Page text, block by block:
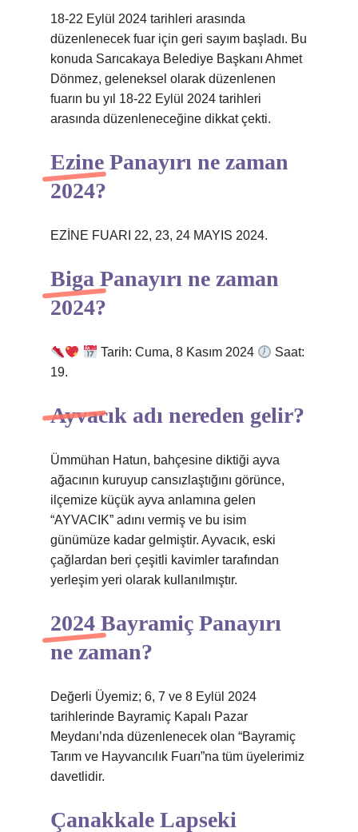
18-22 Eylül 2024 tarihleri ​​arasında
düzenlenecek fuar için geri sayım başladı. Bu
konuda Sarıcakaya Belediye Başkanı Ahmet
Dönmez, geleneksel olarak düzenlenen
fuarın bu yıl 18-22 Eylül 2024 tarihleri ​​
arasında düzenleneceğine dikkat çekti.
Ezine Panayırı ne zaman
2024?
EZİNE FUARI 22, 23, 24 MAYIS 2024.
Biga Panayırı ne zaman
2024?
Tarih: Cuma, 8 Kasım 2024
Saat:
19.
Ayvacık adı nereden gelir?
Ümmühan Hatun, bahçesine diktiği ayva
ağacının kuruyup cansızlaştığını görünce,
ilçemize küçük ayva anlamına gelen
“AYVACIK” adını vermiş ve bu isim
günümüze kadar gelmiştir. Ayvacık, eski
çağlardan beri çeşitli kavimler tarafından
yerleşim yeri olarak kullanılmıştır.
2024 Bayramiç Panayırı
ne zaman?
Değerli Üyemiz; 6, 7 ve 8 Eylül 2024
tarihlerinde Bayramiç Kapalı Pazar
Meydanı’nda düzenlenecek olan “Bayramiç
Tarım ve Hayvancılık Fuarı”na tüm üyelerimiz
davetlidir.
Çanakkale Lapseki